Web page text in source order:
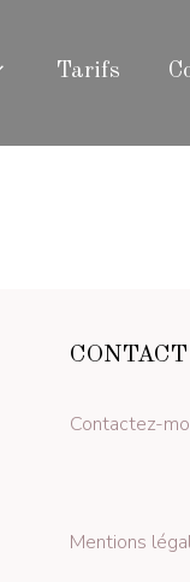
Tarifs
CONTACT
Contactez-
Mentions